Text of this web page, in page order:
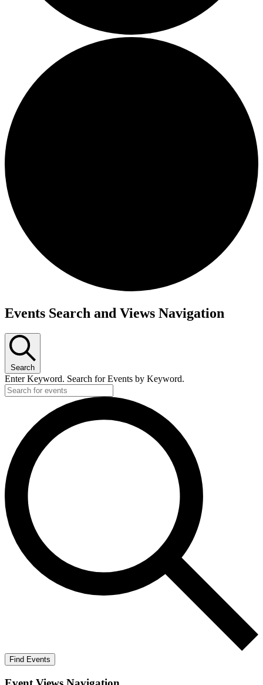
Events Search and Views Navigation
Search
Enter Keyword. Search for Events by Keyword.
Find Events